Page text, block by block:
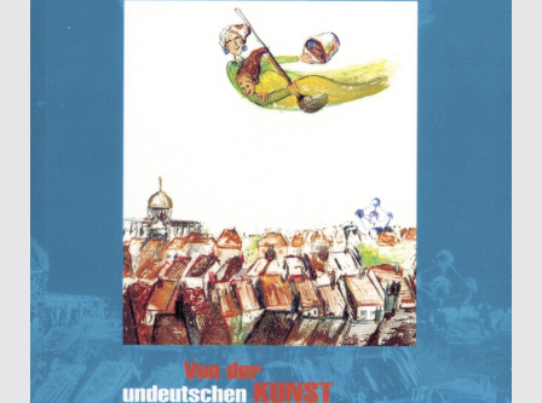
Kasse
Manuskripte
Mein Konto
Shop